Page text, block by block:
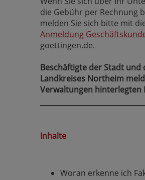
die Gebühr per Rechnung
melden Sie sich bitte mit
Anmeldung
goettingen.de.
Beschäftigte der Stadt und
Landkreises Northeim
Verwaltungen hinterlegten
Inhalte
Woran erkenne ich